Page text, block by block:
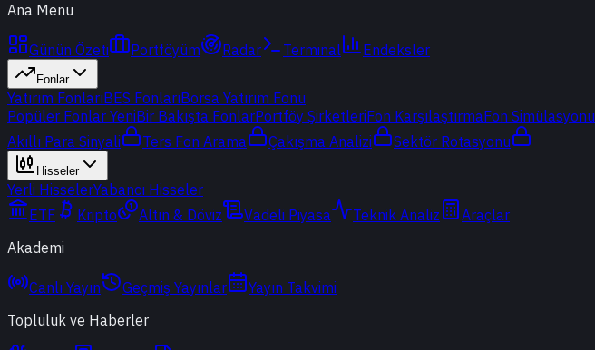
Ana Menu
Günün Özeti Portföyüm Radar Terminal Endeksler
Fonlar
Yatırım FonlarıBES FonlarıBorsa Yatırım Fonu
Popüler Fonlar YeniBir Bakışta FonlarPortföy ŞirketleriFon KarşılaştırmaFon Simülasyonu
Akıllı Para Sinyali
Ters Fon Arama Çakışma Analizi Sektör Rotasyonu
Hisseler
Yerli HisselerYabancı Hisseler
ETF
Kripto Altın & Döviz Vadeli Piyasa Teknik Analiz
Araçlar
Akademi
Canlı Yayın Geçmiş Yayınlar
Yayın Takvimi
Topluluk ve Haberler